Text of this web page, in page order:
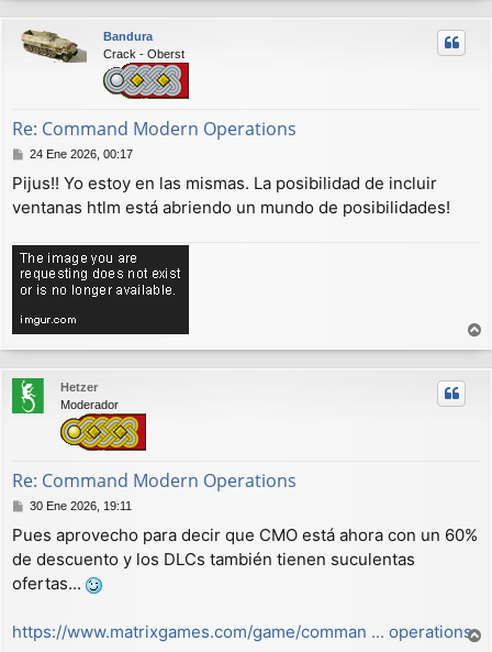
r
Bandura
Crack - Oberst
Re: Command Modern Operations
M
n
s
e
24 Ene 2026, 00:17
Pijus!! Yo estoy en las mismas. La posibilidad de incluir
ventanas htlm está abriendo un mundo de posibilidades!
r
r
Hetzer
Moderador
Re: Command Modern Operations
M
n
s
a
j
30 Ene 2026, 19:11
Pues aprovecho para decir que CMO está ahora con un 60%
de descuento y los DLCs también tienen suculentas
ofertas...
https://www.matrixgames.com/game/comman ... operations